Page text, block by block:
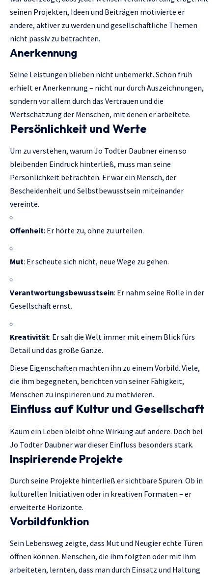
seinen Projekten, Ideen und Beiträgen motivierte er
andere, aktiver zu werden und gesellschaftliche Themen
nicht passiv zu betrachten.
Anerkennung
Seine Leistungen blieben nicht unbemerkt. Schon früh
erhielt er Anerkennung – nicht nur durch Auszeichnungen,
sondern vor allem durch das Vertrauen und die
Wertschätzung der Menschen, mit denen er arbeitete.
Persönlichkeit und Werte
Um zu verstehen, warum Jo Todter Daubner einen so
bleibenden Eindruck hinterließ, muss man seine
Persönlichkeit betrachten. Er war ein Mensch, der
Bescheidenheit und Selbstbewusstsein miteinander
vereinte.
Offenheit: Er hörte zu, ohne zu urteilen.
Mut: Er scheute sich nicht, neue Wege zu gehen.
Verantwortungsbewusstsein: Er nahm seine Rolle in der
Gesellschaft ernst.
Kreativität: Er sah die Welt immer mit einem Blick fürs
Detail und das große Ganze.
Diese Eigenschaften machten ihn zu einem Vorbild. Viele,
die ihm begegneten, berichten von seiner Fähigkeit,
Menschen zu inspirieren und zu motivieren.
Einfluss auf Kultur und Gesellschaft
Kaum ein Leben bleibt ohne Wirkung auf andere. Doch bei
Jo Todter Daubner war dieser Einfluss besonders stark.
Inspirierende Projekte
Durch seine Projekte hinterließ er sichtbare Spuren. Ob in
kulturellen Initiativen oder in kreativen Formaten – er
erweiterte Horizonte.
Vorbildfunktion
Sein Lebensweg zeigte, dass Mut und Neugier echte Türen
öffnen können. Menschen, die ihm folgten oder mit ihm
arbeiteten, lernten, dass man durch Einsatz und Haltung